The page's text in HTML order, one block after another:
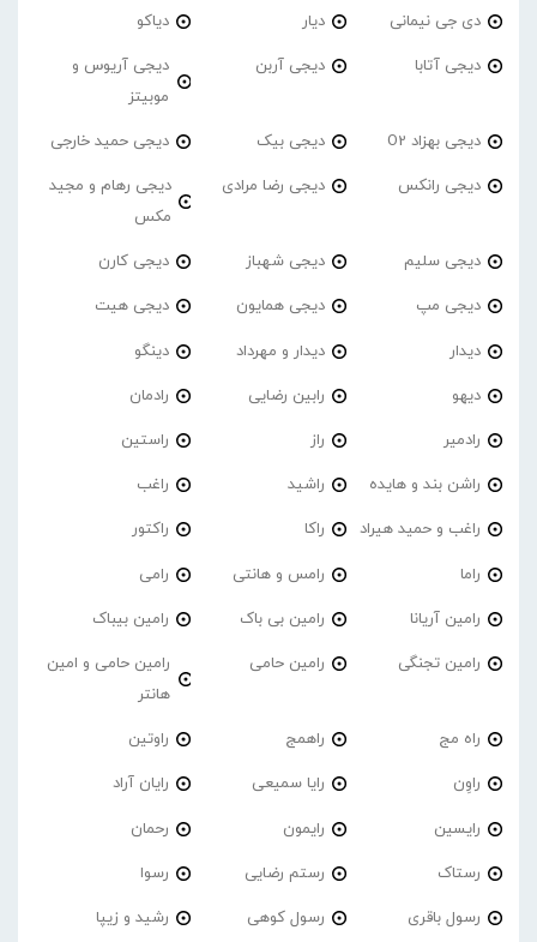
دی جی نیمانی دیار دیاکو
دیجی آتابا دیجی آربن
دیجی آریوس و
موبیتز
دیجی بهزاد O2 دیجی بیک دیجی حمید خارجی
دیجی رانکس دیجی رضا مرادی
دیجی رهام و مجید
مکس
دیجی سلیم دیجی شهباز دیجی کارن
دیجی مپ دیجی همایون دیجی هیت
دیدار دیدار و مهرداد دینگو
دیهو رابین رضایی رادمان
رادمیر راز راستین
راشن بند و هایده راشید راغب
راغب و حمید هیراد راکا راکتور
راما رامس و هانتی رامی
رامین آریانا رامین بی باک رامین بیباک
رامین تجنگی رامین حامی
رامین حامی و امین
هانتر
راه مج راهمج راوتین
راوِن رایا سمیعی رایان آراد
رایسین رایمون رحمان
رستاک رستم رضایی رسوا
رسول باقری رسول کوهی رشید و زیپا